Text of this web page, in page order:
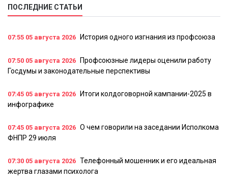
ПОСЛЕДНИЕ СТАТЬИ
07:55 05 августа 2026 История одного изгнания из профсоюза
07:50 05 августа 2026
Профсоюзные лидеры оценили работу
Госдумы и законодательные перспективы
07:45 05 августа 2026
Итоги колдоговорной кампании-2025 в
инфографике
07:45 05 августа 2026 О чем говорили на заседании Исполкома
ФНПР 29 июля
07:30 05 августа 2026 Телефонный мошенник и его идеальная
жертва глазами психолога